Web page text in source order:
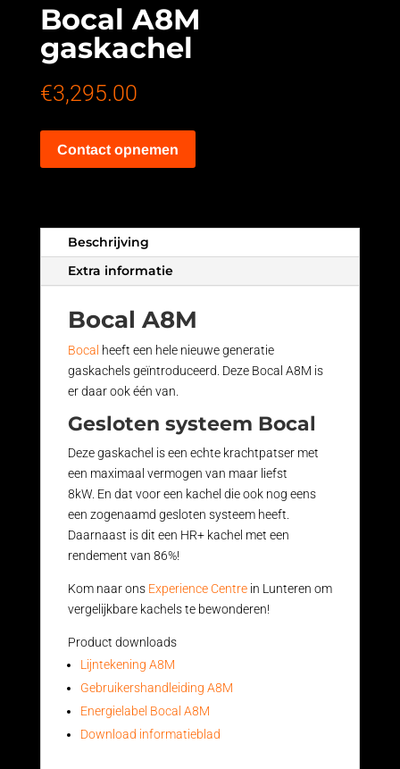
Bocal A8M
gaskachel
€3,295.00
Contact opnemen
Beschrijving
Extra informatie
Bocal A8M
Bocal heeft een hele nieuwe generatie
gaskachels geïntroduceerd. Deze Bocal A8M is
er daar ook één van.
Gesloten systeem Bocal
Deze gaskachel is een echte krachtpatser met
een maximaal vermogen van maar liefst
8kW. En dat voor een kachel die ook nog eens
een zogenaamd gesloten systeem heeft.
Daarnaast is dit een HR+ kachel met een
rendement van 86%!
Kom naar ons Experience Centrein Lunteren om
vergelijkbare kachels te bewonderen!
Product downloads
Lijntekening A8M
Gebruikershandleiding A8M
Energielabel Bocal A8M
Download informatieblad